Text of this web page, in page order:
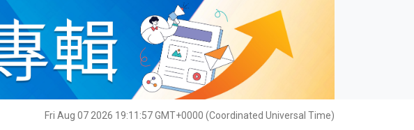
Fri Aug 07 2026 19:11:58 GMT+0000 (Coordinated Universal Time)
影片 名家榜 灼見活動 關於我們